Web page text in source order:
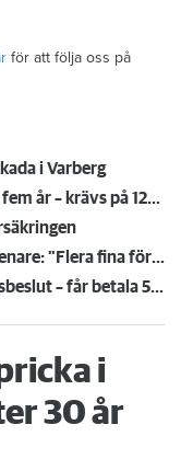
för att följa oss på
i Varberg
Anmälde inte vattenskadat badrum på fem år – krävs på 125 000 kronor
Kompisdealen blev verklighet – 40 år senare: "Flera fina fördelar med att dela bostad"
Kvinna kapade lägenhet efter vräkningsbeslut – får betala 50 000
i
30 år